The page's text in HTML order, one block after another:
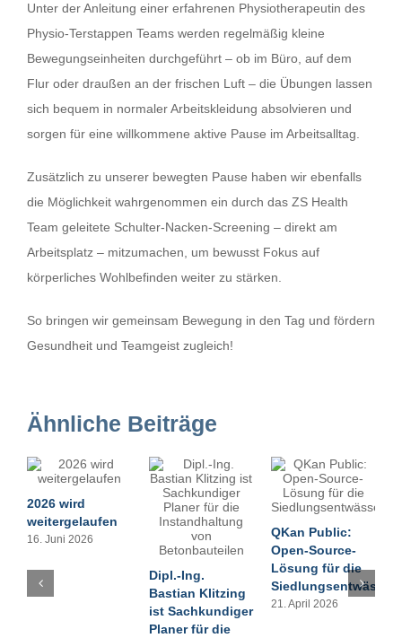
Unter der Anleitung einer erfahrenen Physiotherapeutin des
Physio-Terstappen Teams werden regelmäßig kleine
Bewegungseinheiten durchgeführt – ob im Büro, auf dem
Flur oder draußen an der frischen Luft – die Übungen lassen
sich bequem in normaler Arbeitskleidung absolvieren und
sorgen für eine willkommene aktive Pause im Arbeitsalltag.
Zusätzlich zu unserer bewegten Pause haben wir ebenfalls
die Möglichkeit wahrgenommen ein durch das ZS Health
Team geleitete Schulter-Nacken-Screening – direkt am
Arbeitsplatz – mitzumachen, um bewusst Fokus auf
körperliches Wohlbefinden weiter zu stärken.
So bringen wir gemeinsam Bewegung in den Tag und fördern
Gesundheit und Teamgeist zugleich!
Ähnliche Beiträge
2026 wird
weitergelaufen
16. Juni 2026
Dipl.-Ing.
Bastian Klitzing
ist Sachkundiger
Planer für die
QKan Public:
Open-Source-
Lösung für die
21. April 2026